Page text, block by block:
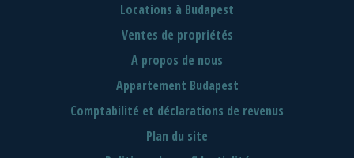
Locations à Budapest
Ventes de propriétés
A propos de nous
Appartement Budapest
Comptabilité et déclarations de revenus
Plan du site